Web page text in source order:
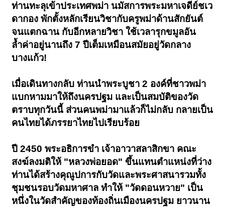
ท่านทะลุเข้าประเทศพม่า นมัสการพระมหาเจดีย์ชเว
ดากอง พักตั้งหลักเรียนวิชากับครูพม่าด้านสักยันต์
จนแตกฉาน กับอีกหลายวิชา ใช้เวลารุกขมูลอัน
ล้ำค่าอยู่นานถึง 7 ปีเต็มเหมือนสมัยอยู่วัดกลาง
บางแก้ว!
เมื่อเดินทางกลับ ท่านนำพระบูชา 2 องค์ที่ชาวพม่า
แบกหามมาให้ถึงนครปฐม และเป็นสมบัติของวัด
ตราบทุกวันนี้ ส่วนคนพม่ามาแล้วก็ไม่กลับ กลายเป็น
คนไทยได้ภรรยาไทยไปเรียบร้อย
ปี 2450 พระอธิการขำ เจ้าอาวาสลาสิกขา คณะ
สงฆ์ลงมติให้ "หลวงพ่อยอด" ขึ้นแทนตำแหน่งที่ว่าง
ท่านได้สร้างคุณูปการกับวัดและพระศาสนารวมทั้ง
ชุมชนรอบวัดมหาศาล ทำให้ "วัดดอนหวาย" เป็น
หนึ่งในวัดสำคัญของท้องถิ่นเมืองนครปฐม ยาวนาน